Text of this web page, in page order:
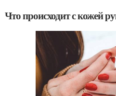
Что происходит с кожей